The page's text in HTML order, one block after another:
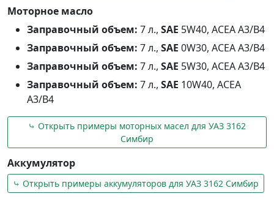
Моторное масло
Заправочный объем: 7 л., SAE 5W40, ACEA A3/B4
Заправочный объем: 7 л., SAE 0W30, ACEA A3/B4
Заправочный объем: 7 л., SAE 5W30, ACEA A3/B4
Заправочный объем: 7 л., SAE 10W40, ACEA
A3/B4
⤷ Открыть примеры моторных масел для УАЗ 3162
Симбир
Аккумулятор
⤷ Открыть примеры аккумуляторов для УАЗ 3162 Симбир